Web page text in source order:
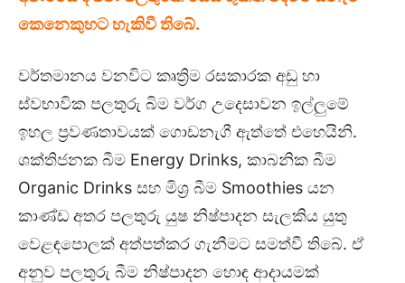
කෙනෙකුහට හැකිවී තිබේ.
වර්තමානය වනවිට කෘත්‍රිම රසකාරක අඩු හා
ස්වභාවික පලතුරු බිම වර්ග උදෙසාවන ඉල්ලුමේ
ඉහල ප්‍රවණතාවයක් ගොඩනැගී ඇත්තේ එහෙයිනි.
ශක්තිජනක බීම Energy Drinks, කාබනික බීම
Organic Drinks සහ මිශ්‍ර බීම Smoothies යන
කාණ්ඩ අතර පලතුරු යුෂ නිෂ්පාදන සැලකිය යුතු
වෙළඳපොලක් අත්පත්කර ගැනීමට සමත්වී තිබේ. ඒ
අනුව පලතුරු බීම නිෂ්පාදන හොඳ ආදායමක්